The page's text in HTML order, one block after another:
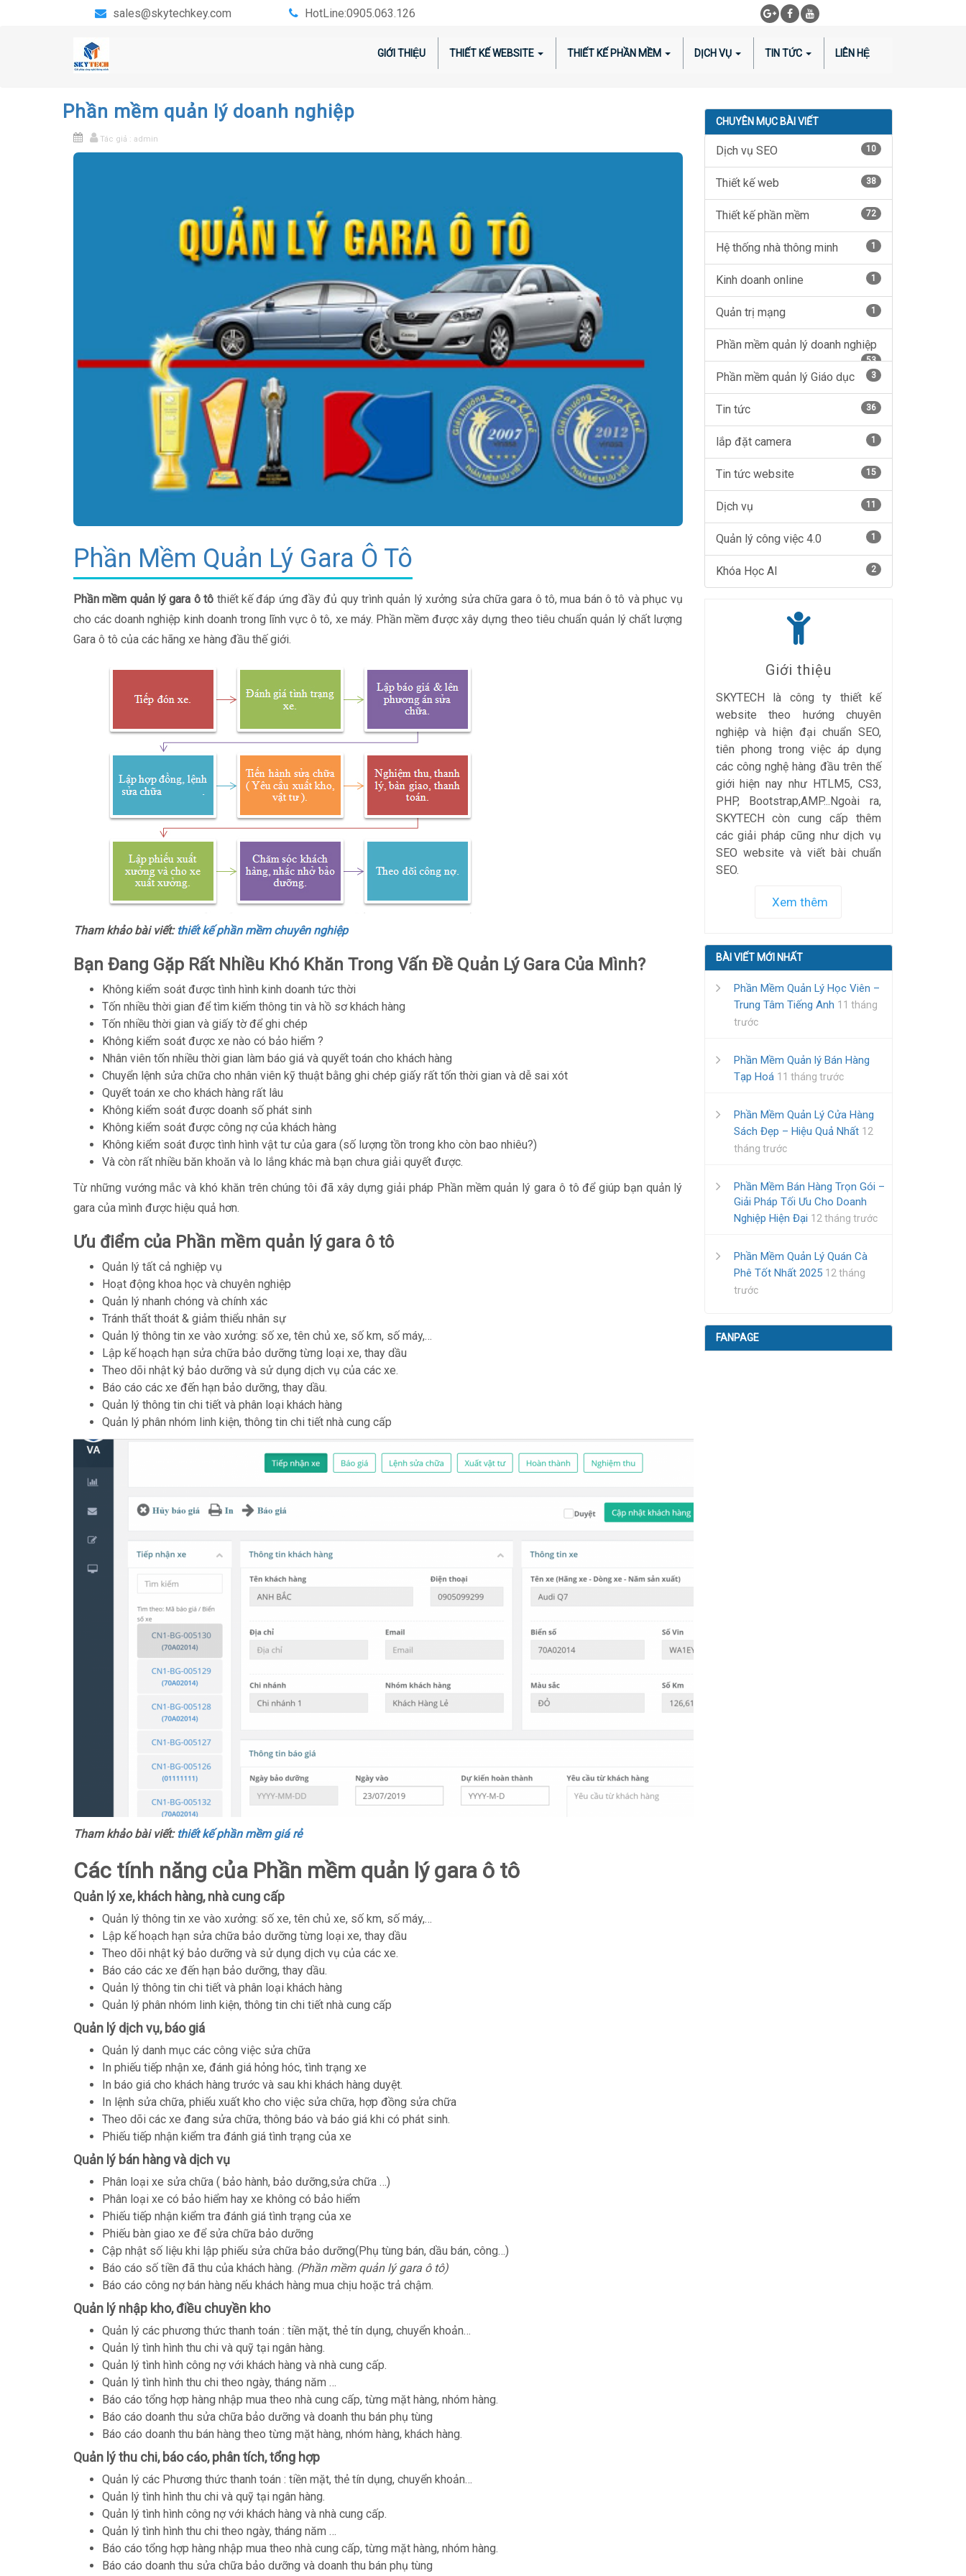
sales@skytechkey.com HotLine:0905.063.126
GIỚI THIỆU THIẾT KẾ WEBSITE THIẾT KẾ PHẦN MỀM DỊCH VỤ TIN TỨC LIÊN HỆ
Phần mềm quản lý doanh nghiệp
Tác giả : admin
Phần Mềm Quản Lý Gara Ô Tô
Phần mềm quản lý gara ô tô thiết kế đáp ứng đầy đủ quy trình quản lý xưởng sửa chữa gara ô tô, mua bán ô tô và phục vụ
cho các doanh nghiệp kinh doanh trong lĩnh vực ô tô, xe máy. Phần mềm được xây dựng theo tiêu chuẩn quản lý chất lượng
Gara ô tô của các hãng xe hàng đầu thế giới.
Tham khảo bài viết: thiết kế phần mềm chuyên nghiệp
Bạn Đang Gặp Rất Nhiều Khó Khăn Trong Vấn Đề Quản Lý Gara Của Mình?
Không kiểm soát được tình hình kinh doanh tức thời
Tốn nhiều thời gian để tìm kiếm thông tin và hồ sơ khách hàng
Tốn nhiều thời gian và giấy tờ để ghi chép
Không kiểm soát được xe nào có bảo hiểm ?
Nhân viên tốn nhiều thời gian làm báo giá và quyết toán cho khách hàng
Chuyển lệnh sửa chữa cho nhân viên kỹ thuật bằng ghi chép giấy rất tốn thời gian và dễ sai xót
Quyết toán xe cho khách hàng rất lâu
Không kiểm soát được doanh số phát sinh
Không kiểm soát được công nợ của khách hàng
Không kiểm soát được tình hình vật tư của gara (số lượng tồn trong kho còn bao nhiêu?)
Và còn rất nhiều băn khoăn và lo lắng khác mà bạn chưa giải quyết được.
Từ những vướng mắc và khó khăn trên chúng tôi đã xây dựng giải pháp Phần mềm quản lý gara ô tô để giúp bạn quản lý
gara của mình được hiệu quả hơn.
Ưu điểm của Phần mềm quản lý gara ô tô
Quản lý tất cả nghiệp vụ
Hoạt động khoa học và chuyên nghiệp
Quản lý nhanh chóng và chính xác
Tránh thất thoát & giảm thiểu nhân sự
Quản lý thông tin xe vào xưởng: số xe, tên chủ xe, số km, số máy,…
Lập kế hoạch hạn sửa chữa bảo dưỡng từng loại xe, thay dầu
Theo dõi nhật ký bảo dưỡng và sử dụng dịch vụ của các xe.
Báo cáo các xe đến hạn bảo dưỡng, thay dầu.
Quản lý thông tin chi tiết và phân loại khách hàng
Quản lý phân nhóm linh kiện, thông tin chi tiết nhà cung cấp
Tham khảo bài viết: thiết kế phần mềm giá rẻ
Các tính năng của Phần mềm quản lý gara ô tô
Quản lý xe, khách hàng, nhà cung cấp
Quản lý thông tin xe vào xưởng: số xe, tên chủ xe, số km, số máy,…
Lập kế hoạch hạn sửa chữa bảo dưỡng từng loại xe, thay dầu
Theo dõi nhật ký bảo dưỡng và sử dụng dịch vụ của các xe.
Báo cáo các xe đến hạn bảo dưỡng, thay dầu.
Quản lý thông tin chi tiết và phân loại khách hàng
Quản lý phân nhóm linh kiện, thông tin chi tiết nhà cung cấp
Quản lý dịch vụ, báo giá
Quản lý danh mục các công việc sửa chữa
In phiếu tiếp nhận xe, đánh giá hỏng hóc, tình trạng xe
In báo giá cho khách hàng trước và sau khi khách hàng duyệt.
In lệnh sửa chữa, phiếu xuất kho cho việc sửa chữa, hợp đồng sửa chữa
Theo dõi các xe đang sửa chữa, thông báo và báo giá khi có phát sinh.
Phiếu tiếp nhận kiểm tra đánh giá tình trạng của xe
Quản lý bán hàng và dịch vụ
Phân loại xe sửa chữa ( bảo hành, bảo dưỡng,sửa chữa …)
Phân loại xe có bảo hiểm hay xe không có bảo hiểm
Phiếu tiếp nhận kiểm tra đánh giá tình trạng của xe
Phiếu bàn giao xe để sửa chữa bảo dưỡng
Cập nhật số liệu khi lập phiếu sửa chữa bảo dưỡng(Phụ tùng bán, dầu bán, công…)
Báo cáo số tiền đã thu của khách hàng. (Phần mềm quản lý gara ô tô)
Báo cáo công nợ bán hàng nếu khách hàng mua chịu hoặc trả chậm.
Quản lý nhập kho, điều chuyền kho
Quản lý các phương thức thanh toán : tiền mặt, thẻ tín dụng, chuyển khoản…
Quản lý tình hình thu chi và quỹ tại ngân hàng.
Quản lý tình hình công nợ với khách hàng và nhà cung cấp.
Quản lý tình hình thu chi theo ngày, tháng năm …
Báo cáo tổng hợp hàng nhập mua theo nhà cung cấp, từng mặt hàng, nhóm hàng.
Báo cáo doanh thu sửa chữa bảo dưỡng và doanh thu bán phụ tùng
Báo cáo doanh thu bán hàng theo từng mặt hàng, nhóm hàng, khách hàng.
Quản lý thu chi, báo cáo, phân tích, tổng hợp
Quản lý các Phương thức thanh toán : tiền mặt, thẻ tín dụng, chuyển khoản…
Quản lý tình hình thu chi và quỹ tại ngân hàng.
Quản lý tình hình công nợ với khách hàng và nhà cung cấp.
Quản lý tình hình thu chi theo ngày, tháng năm …
Báo cáo tổng hợp hàng nhập mua theo nhà cung cấp, từng mặt hàng, nhóm hàng.
Báo cáo doanh thu sửa chữa bảo dưỡng và doanh thu bán phụ tùng
CHUYÊN MỤC BÀI VIẾT
Dịch vụ SEO 10
Thiết kế web 38
Thiết kế phần mềm 72
Hệ thống nhà thông minh 1
Kinh doanh online 1
Quản trị mạng 1
Phần mềm quản lý doanh nghiệp
53
Phần mềm quản lý Giáo dục 3
Tin tức 36
lắp đặt camera 1
Tin tức website 15
Dịch vụ 11
Quản lý công việc 4.0 1
Khóa Học AI 2
Giới thiệu
SKYTECH là công ty thiết kế
website theo hướng chuyên
nghiệp và hiện đại chuẩn SEO,
tiên phong trong việc áp dụng
các công nghệ hàng đầu trên thế
giới hiện nay như HTLM5, CS3,
PHP, Bootstrap,AMP...Ngoài ra,
SKYTECH còn cung cấp thêm
các giải pháp cũng như dịch vụ
SEO website và viết bài chuẩn
SEO.
Xem thêm
BÀI VIẾT MỚI NHẤT
Phần Mềm Quản Lý Học Viên –
Trung Tâm Tiếng Anh 11 tháng
trước
Phần Mềm Quản lý Bán Hàng
Tạp Hoá 11 tháng trước
Phần Mềm Quản Lý Cửa Hàng
Sách Đẹp – Hiệu Quả Nhất 12
tháng trước
Phần Mềm Bán Hàng Trọn Gói –
Giải Pháp Tối Ưu Cho Doanh
Nghiệp Hiện Đại 12 tháng trước
Phần Mềm Quản Lý Quán Cà
Phê Tốt Nhất 2025 12 tháng
trước
FANPAGE